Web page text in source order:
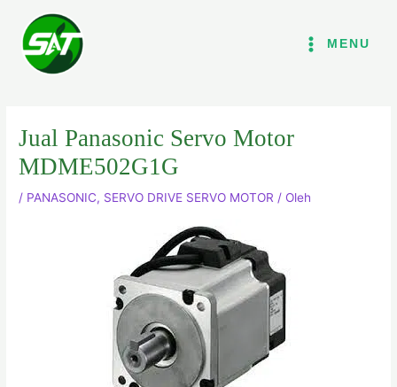
konten
MENU
Jual Panasonic Servo Motor
MDME502G1G
/ PANASONIC, SERVO DRIVE SERVO MOTOR / Oleh